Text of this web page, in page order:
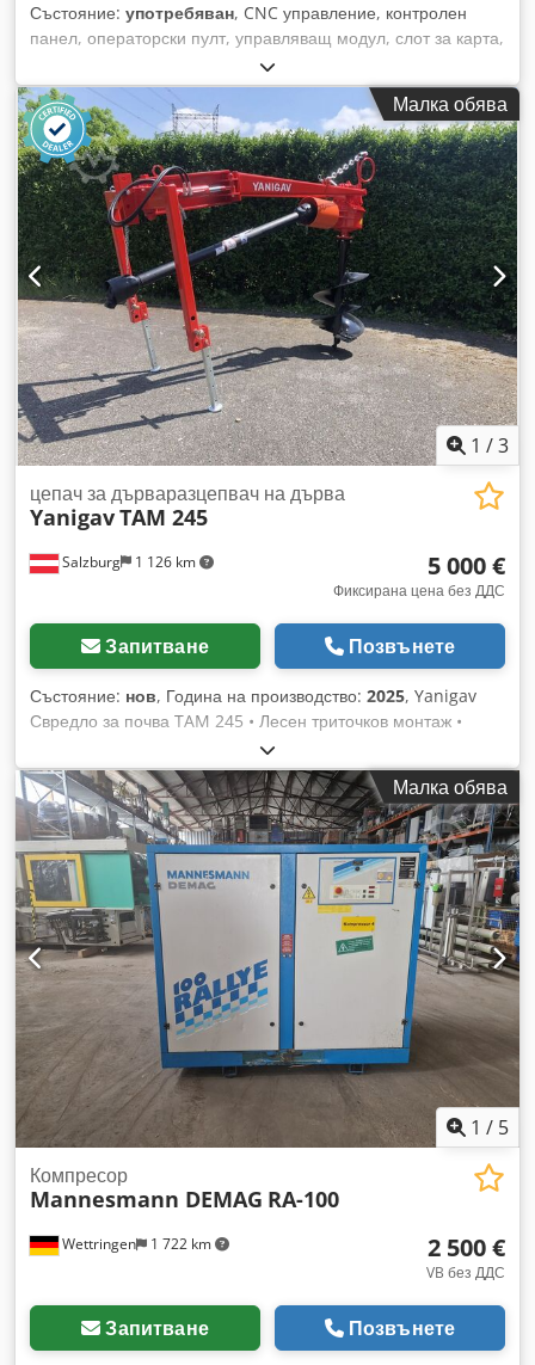
Състояние: употребяван, CNC управление, контролен
панел, операторски пулт, управляващ модул, слот за карта,
управляващи карти, MC3 управление, съединителни карти,
платки, вентилен модул, усилвател за клапани, платка,
аналогова разпределителна карта, усилвател за товар,
Load Amplifier - Производител: bg Bernd Grigat, усилвател
за товар от шприц машина Demag D 100-275 NC - Тип: QVA
30/1 .: 2442/00 - Наличност: 2 броя - Цена: на брой -
Размери общо: 100/40/В110 мм Dwsdjn Hbcyepfx Am Rja -
Тегло: 0,3 кг/бр.
Малка обява
1 /3
Salzburg 1 126 km
цепач за дърваразцепвач на дърва
YanigavTAM 245
5 000 €
Фиксирана цена без ДДС
Запитване Позвънете
Състояние: нов, Година на производство: 2025, Yanigav
Свредло за почва TAM 245 • Лесен триточков монтаж •
Много здрава, заварена рама • Универсална,
високоефективна скоростна кутия от 30 до 90 к.с. •
Използваеми диаметри на свредлото: 10 см до 80 см;
максимална дължина до 1,80 м • Изместване от 1,30 м на
всяка страна на оста Dedpfor Eznisx Am Rjwa • Рама с
дължина 245 см • Корекция на наклона на свредлото
(напред/назад и надясно/наляво) • Без включен свредло
Малка обява
1 / 5
Wettringen 1 722 km
Компресор
Mannesmann DEMAG RA-100
2 500 €
VB без ДДС
Запитване Позвънете